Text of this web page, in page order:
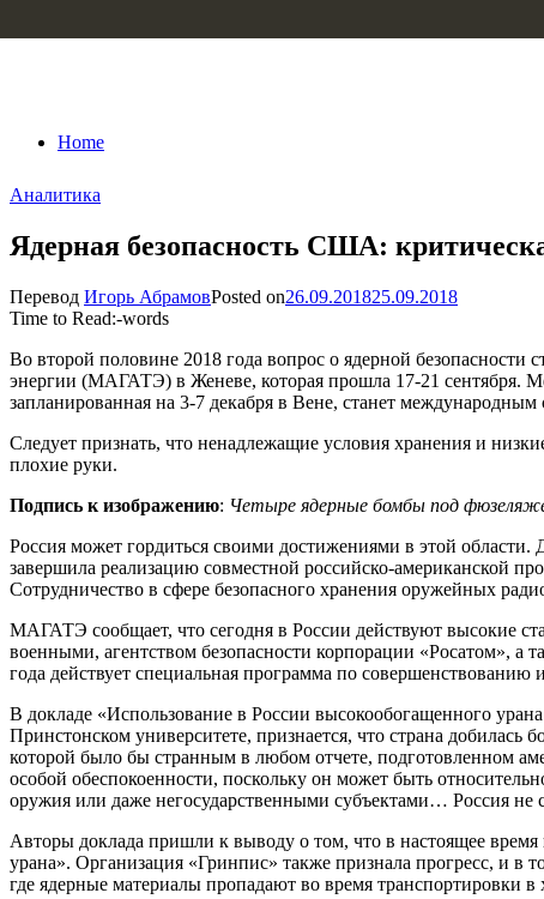
Home
Аналитика
Ядерная безопасность США:
Перевод Игорь АбрамовPosted on26.09.201825.09.2018
Time to Read:-words
Во второй половине 2018 года вопрос о ядерной
энергии (МАГАТЭ) в Женеве, которая прошла 17-21 сентября.
запланированная на 3-7 декабря в Вене, станет
Следует признать, что ненадлежащие условия хранения и
плохие руки.
Подпись к изображению: Четыре ядерные бомбы под
Россия может гордиться своими достижениями в этой
завершила реализацию совместной российско-американской
Сотрудничество в сфере безопасного хранения оружейных
МАГАТЭ сообщает, что сегодня в России действуют высокие
военными, агентством безопасности корпорации «Росатом»,
года действует специальная программа по
В докладе «Использование в России высокообогащенного
Принстонском университете, признается, что страна добилась
которой было бы странным в любом отчете, подготовленном
особой обеспокоенности, поскольку он может быть
оружия или даже негосударственными субъектами… Россия
Авторы доклада пришли к выводу о том, что в настоящее
урана». Организация «Гринпис» также признала прогресс, и в
где ядерные материалы пропадают во время транспортировки